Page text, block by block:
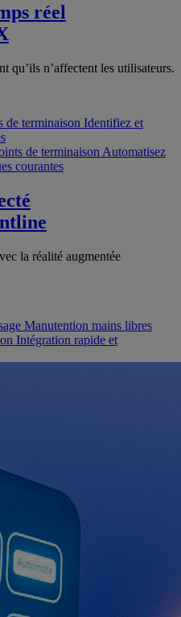
réel
qu’ils n’affectent les utilisateurs.
de terminaison Identifiez et
de terminaison Automatisez
courantes
la réalité augmentée
Manutention mains libres
Intégration rapide et